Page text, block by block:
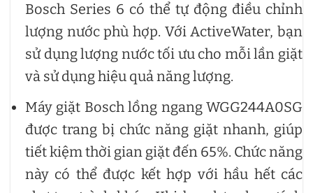
Bosch Series 6 có thể tự động điều chỉnh
lượng nước phù hợp. Với ActiveWater, bạn
sử dụng lượng nước tối ưu cho mỗi lần giặt
và sử dụng hiệu quả năng lượng.
Máy giặt Bosch lồng ngang WGG244A0SG
được trang bị chức năng giặt nhanh, giúp
tiết kiệm thời gian giặt đến 65%. Chức năng
này có thể được kết hợp với hầu hết các